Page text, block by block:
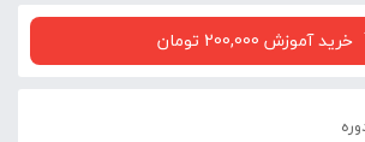
خرید آموزش 200,000 تومان